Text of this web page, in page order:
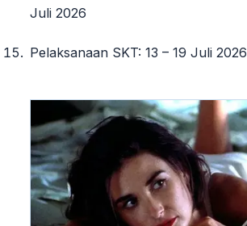
Juli 2026
Pelaksanaan SKT: 13 – 19 Juli 2026